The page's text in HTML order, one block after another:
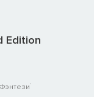
Edition
Фэнтези